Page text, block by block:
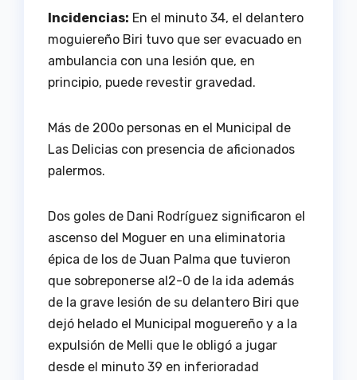
Incidencias: En el minuto 34, el delantero
moguiereño Biri tuvo que ser evacuado en
ambulancia con una lesión que, en
principio, puede revestir gravedad.
Más de 200o personas en el Municipal de
Las Delicias con presencia de aficionados
palermos.
Dos goles de Dani Rodríguez significaron el
ascenso del Moguer en una eliminatoria
épica de los de Juan Palma que tuvieron
que sobreponerse al2-0 de la ida además
de la grave lesión de su delantero Biri que
dejó helado el Municipal moguereño y a la
expulsión de Melli que le obligó a jugar
desde el minuto 39 en inferioradad